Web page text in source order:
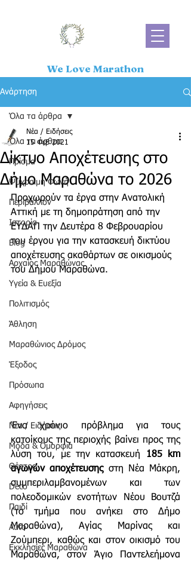
We Love Marathon
Ανάρτηση
Όλα τα άρθρα
Πρίσμα
Ψύχραιμη Φωνή
Περιβάλλον
Ιστορία
Blog
Αρχαίος Μαραθώνας
Υγεία & Ευεξία
Πολιτισμός
Άθληση
Μαραθώνιος Δρόμος
Έξοδος
Πρόσωπα
Αφηγήσεις
Νέα / Ειδήσεις
Μόδα & Ομορφιά
Θέατρο
Deco
Παιδί
Auto
Εκκλησίες Μαραθώνα
Όλα τα άρθρα
Δίκτυο Αποχέτευσης στο
Δήμο Μαραθώνα το 2026
Νέα / Ειδήσεις
15 Φεβ 2021
Προχωρούν τα έργα στην Ανατολική
Αττική με τη δημοπράτηση από την
ΕΥΔΑΠ την Δευτέρα 8 Φεβρουαρίου
του έργου για την κατασκευή δικτύου
αποχέτευσης ακαθάρτων σε οικισμούς
του Δήμου Μαραθώνα.
Ένα χρόνιο πρόβλημα για τους
κατοίκους της περιοχής βαίνει προς της
λύση του, με την κατασκευή 185 km
αγωγών αποχέτευσης στη Νέα Μάκρη,
συμπεριλαμβανομένων και των
πολεοδομικών ενοτήτων Νέου Βουτζά
(το τμήμα που ανήκει στο Δήμο
Μαραθώνα), Αγίας Μαρίνας και
Ζούμπερι, καθώς και στον οικισμό του
Μαραθώνα, στον Άγιο Παντελεήμονα